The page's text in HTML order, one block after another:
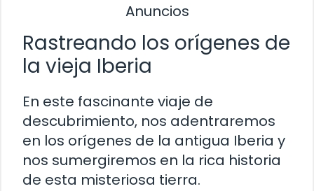
Anuncios
Rastreando los orígenes de
la vieja Iberia
En este fascinante viaje de
descubrimiento, nos adentraremos
en los orígenes de la antigua Iberia y
nos sumergiremos en la rica historia
de esta misteriosa tierra.